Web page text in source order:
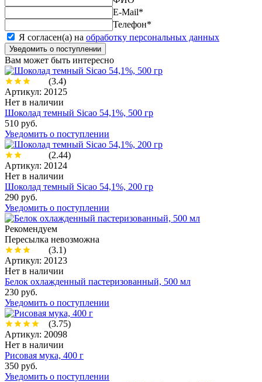
E-Mail*
Телефон*
Я согласен(а) на обработку персональных данных
Уведомить о поступлении
Вам может быть интересно
(3.4)
Артикул: 20125
Нет в наличии
Шоколад темный Sicao 54,1%, 500 гр
510 руб.
Уведомить о поступлении
(2.44)
Артикул: 20124
Нет в наличии
Шоколад темный Sicao 54,1%, 200 гр
290 руб.
Уведомить о поступлении
Рекомендуем
Пересылка невозможна
(3.1)
Артикул: 20123
Нет в наличии
Белок охлажденный пастеризованный, 500 мл
230 руб.
Уведомить о поступлении
(3.75)
Артикул: 20098
Нет в наличии
Рисовая мука, 400 г
350 руб.
Уведомить о поступлении